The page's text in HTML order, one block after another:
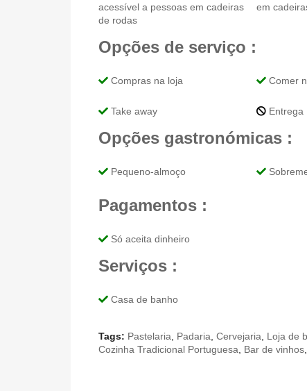
acessível a pessoas em cadeiras
de rodas
em
Opções de serviço :
Compras na loja
Take away
Comer
Entrega
Opções gastronómicas :
Pequeno-almoço
Pagamentos :
Só aceita dinheiro
Serviços :
Casa de banho
Tags: Pastelaria, Padaria, Cervejaria, Loja de
Cozinha Tradicional Portuguesa, Bar de vinhos,